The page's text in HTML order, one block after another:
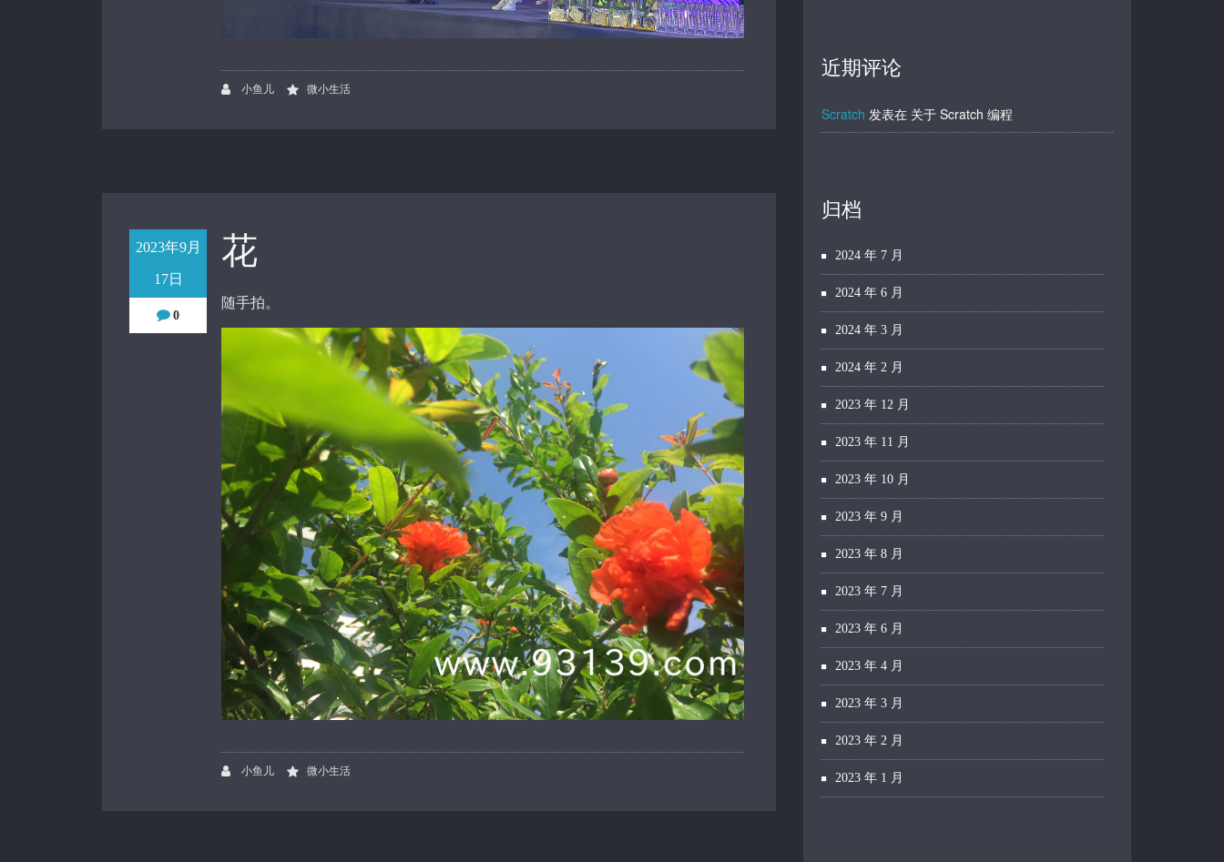
小鱼儿 微小生活
2023年9月
17日
0
花
随手拍。
小鱼儿 微小生活
近期评论
Scratch 发表在 关于 Scratch 编程
归档
2024 年 7 月
2024 年 6 月
2024 年 3 月
2024 年 2 月
2023 年 12 月
2023 年 11 月
2023 年 10 月
2023 年 9 月
2023 年 8 月
2023 年 7 月
2023 年 6 月
2023 年 4 月
2023 年 3 月
2023 年 2 月
2023 年 1 月